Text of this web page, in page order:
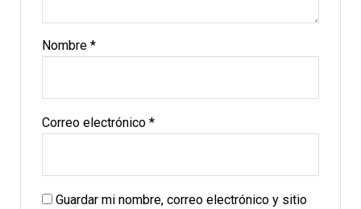
Nombre*
Correo electrónico*
Guardar mi nombre, correo electrónico y sitio